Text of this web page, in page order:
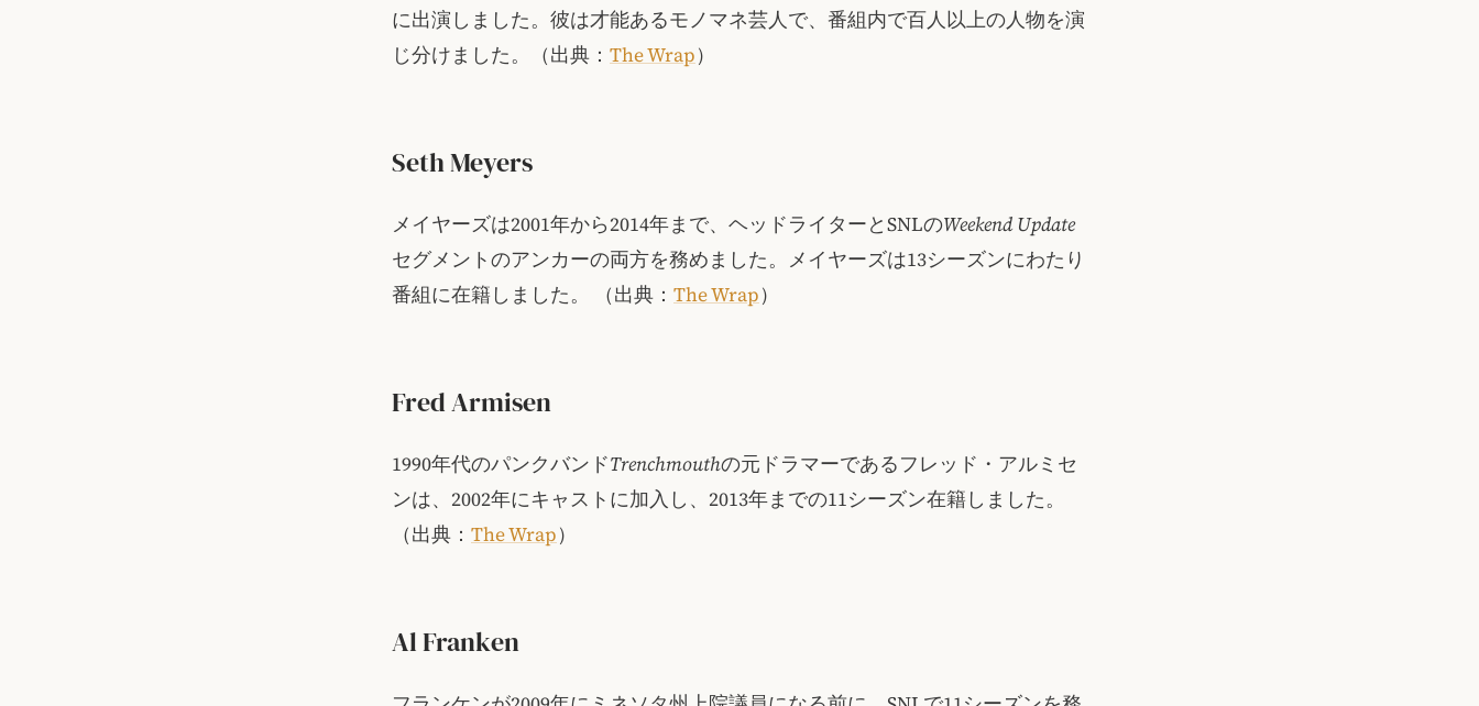
に出演しました。彼は才能あるモノマネ芸人で、番組内で百人以上の人物を演
じ分けました。
（出典： The Wrap）
Seth Meyers
メイヤーズは2001年から2014年まで、ヘッドライターとSNLのWeekend Update
セグメントのアンカーの両方を務めました。メイヤーズは13シーズンにわたり
番組に在籍しました。
（出典： The Wrap）
Fred Armisen
1990年代のパンクバンドTrenchmouthの元ドラマーであるフレッド・アルミセ
ンは、2002年にキャストに加入し、2013年までの11シーズン在籍しました。
（出典： The Wrap）
Al Franken